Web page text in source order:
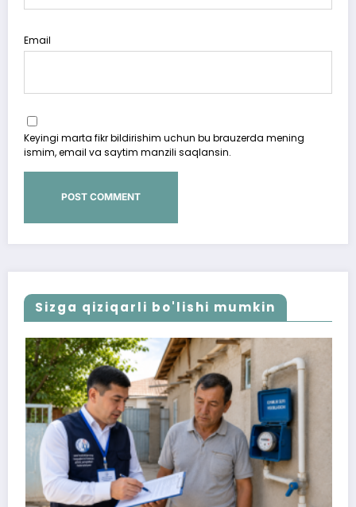
Email
Keyingi marta fikr bildirishim uchun bu brauzerda mening
ismim, email va saytim manzili saqlansin.
Sizga qiziqarli bo'lishi mumkin